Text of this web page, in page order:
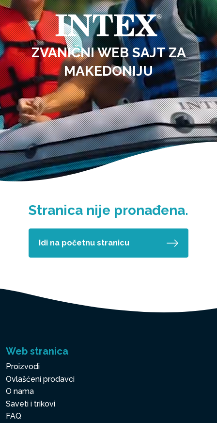
ZVANIČNI WEB SAJT ZA
MAKEDONIJU
Stranica nije pronađena.
Idi na početnu stranicu
Web stranica
Proizvodi
Ovlašćeni prodavci
O nama
Saveti i trikovi
FAQ